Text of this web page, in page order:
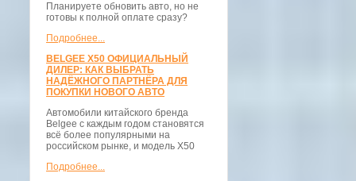
Планируете обновить авто, но не
готовы к полной оплате сразу?
Подробнее...
BELGEE X50 ОФИЦИАЛЬНЫЙ
ДИЛЕР: КАК ВЫБРАТЬ
НАДЁЖНОГО ПАРТНЁРА ДЛЯ
ПОКУПКИ НОВОГО АВТО
Автомобили китайского бренда
Belgee с каждым годом становятся
всё более популярными на
российском рынке, и модель X50
Подробнее...